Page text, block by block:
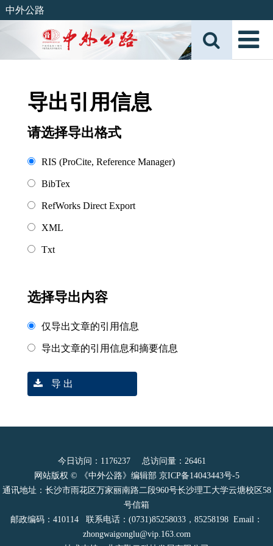
中外公路
导出引用信息
请选择导出格式
RIS (ProCite, Reference Manager)
BibTex
RefWorks Direct Export
XML
Txt
选择导出内容
仅导出文章的引用信息
导出文章的引用信息和摘要信息
导 出
今日访问： 1176237 总访问量： 26461
网站版权 © 《中外公路》编辑部 京ICP备14043443号-5
通讯地址：长沙市雨花区万家丽南路二段960号长沙理工大学云塘校区58
号信箱
邮政编码：410114 联系电话：(0731)85258033，85258198 Email：
zhongwaigonglu@vip.163.com